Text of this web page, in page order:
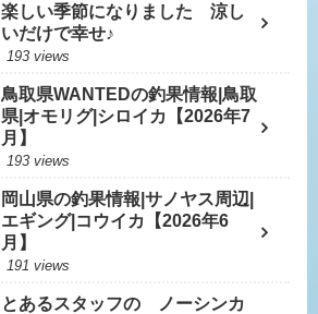
楽しい季節になりました 涼し
いだけで幸せ♪
193 views
鳥取県WANTEDの釣果情報|鳥取
県|オモリグ|シロイカ【2026年7
月】
193 views
岡山県の釣果情報|サノヤス周辺|
エギング|コウイカ【2026年6
月】
191 views
とあるスタッフの ノーシンカ